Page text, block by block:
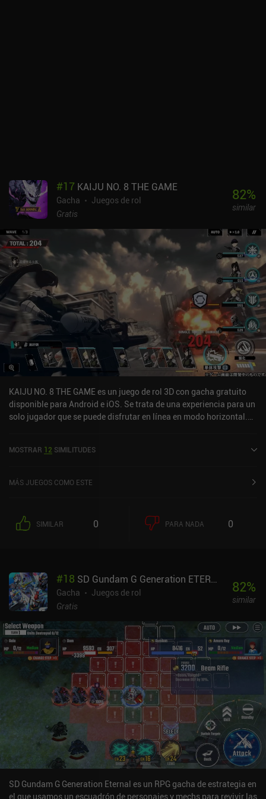
la campaña está separada en su mayor parte del gacha. Sword of
Convallaria captura la esencia de los juegos de estrategia clásicos
al tiempo que añade suficientes toques modernos para destacar.
Es un RPG táctico con gacha: lo amas o lo odias. Pero creo que la
mayoría podrá disfrutar de las más de 30 horas de campaña para
un jugador.
#17 KAIJU NO. 8 THE GAME
Gacha
Juegos de rol
Gratis
82%
similar
KAIJU NO. 8 THE GAME es un juego de rol 3D con gacha gratuito
disponible para Android e iOS. Se trata de una experiencia para un
solo jugador que se puede disfrutar en línea en modo horizontal.
tiene una valoración actual de 4,4 sobre 5,0 en Google Play y de 4,9
MOSTRAR 12 SIMILITUDES
MÁS JUEGOS COMO ESTE
SIMILAR 0 PARA NADA 0
#18 SD Gundam G Generation ETERNAL
Gacha
Juegos de rol
Gratis
82%
similar
SD Gundam G Generation Eternal es un RPG gacha de estrategia en
el que usamos un escuadrón de personajes y mechs para revivir las